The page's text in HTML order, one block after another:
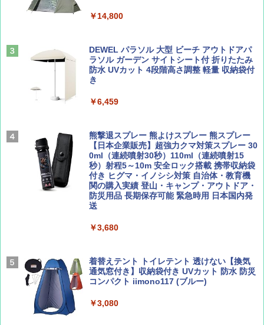
山と溪谷 2026年8月号「南アルプス大全」
￥1,540
￥1,540
AIRLINE（エアライン）2026年9月号【特
集】ボーイング110周年を祝して！
￥1,760
僕が見た未来【完全版】
￥0
球の歩き方A ヨーロッパ
￥2,479
A26 地球の歩き方 チェコ ポーランド スロヴ
ァキア 2026～2027 地球の歩き方A ヨーロッ
人用 折りたたみ 防災グッズ 災害用トイレ ビ
￥4,980
テント ワンタッチ RENEW 幅200 2-3人用 43
￥5,999
[キャンパーズコレクション 山善] 傘みたいに
広げるだけ パッとサッとテント ブラックコ
ーティング フルクローズ メッシュ 3-4人用
簡単設置 ポップアップテント エクルベージ
ュ(BC仕様) PATC-150B(EB)
￥9,990
[キャンパーズコレクション 山善] 傘みたいに
広げるだけ パッとサッとテント キューブワ
イド ブラックコーティング フルクローズ メ
ATCW-150B エクルベージュ
￥14,800
DEWEL パラソル 大型 ビーチ アウトドアパ
ラソル ガーデン サイトシート付 折りたたみ
防水 UVカット 4段階高さ調整 軽量 収納袋付
き
￥6,459
熊撃退スプレー 熊よけスプレー 熊スプレー
【日本企業販売】超強力クマ対策スプレー 30
0ml（連続噴射30秒）110ml（連続噴射15
秒）射程5～10m 安全ロック搭載 携帯収納袋
付き ヒグマ・イノシシ対策 自治体・教育機
関の購入実績 登山・キャンプ・アウトドア・
防災用品 長期保存可能 緊急時用 日本国内発
送
￥3,680
着替えテント トイレテント 透けない【換気
通気窓付き】収納袋付き UVカット 防水 防災
コンパクト iimono117 (ブルー)
￥3,080